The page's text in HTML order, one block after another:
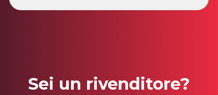
Sei un rivenditore?